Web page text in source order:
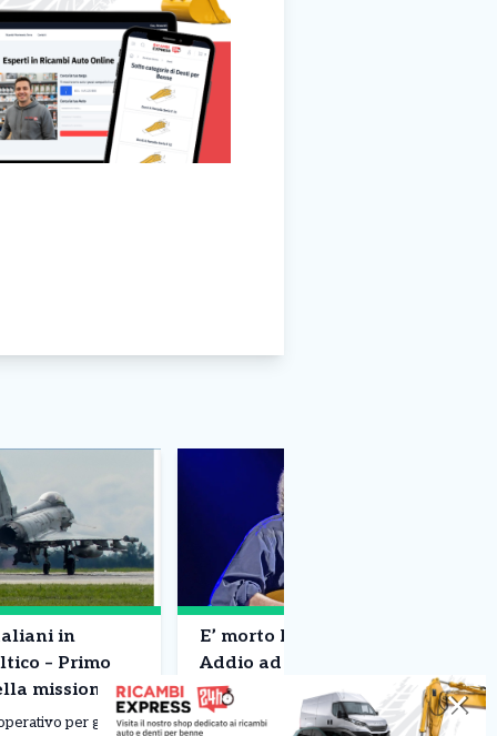
in
– Primo
missione
per gli
E’ morto Francesco Guccini –
Addio ad un pezzo di storia
della musica
Addio a Francesco Guccini. Il grande ✕